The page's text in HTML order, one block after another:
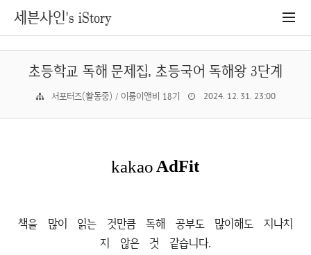
세븐사인's iStory
초등학교 독해 문제집, 초등국어 독해왕 3단계
서포터즈(활동중) / 이룸이앤비 18기 2024. 12. 31. 23:00
책을 많이 읽는 것만큼 독해 공부도 많이해도 지나치
지 않은 것 같습니다.